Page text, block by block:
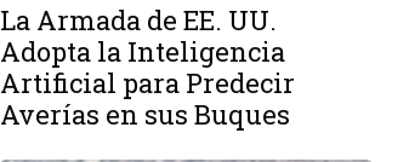
La Armada de EE. UU.
Adopta la Inteligencia
Artificial para Predecir
Averías en sus Buques